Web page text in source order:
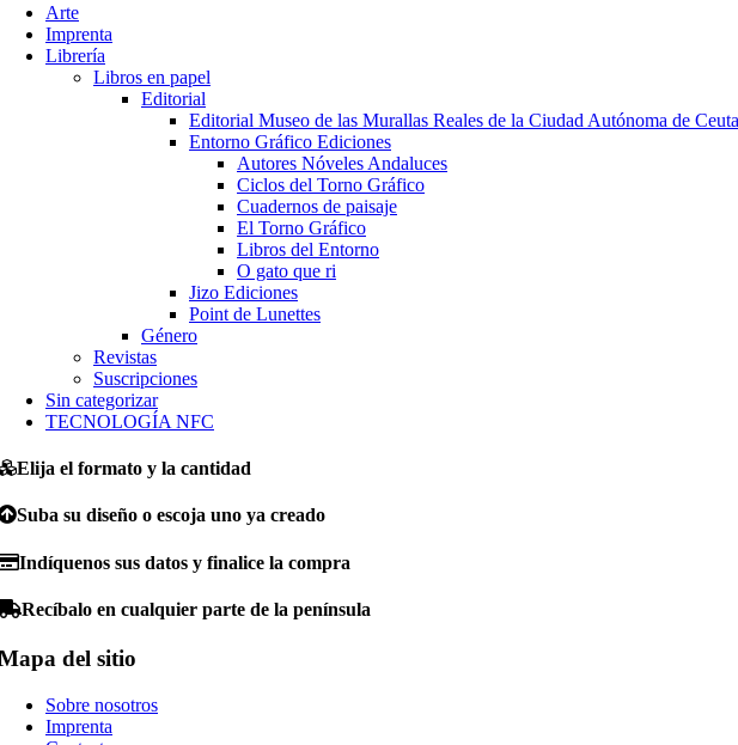
Arte
Imprenta
Librería
Libros en papel
Editorial
Editorial Museo de las Murallas Reales de la Ciudad Autónoma de Ceuta
Entorno Gráfico Ediciones
Autores Nóveles Andaluces
Ciclos del Torno Gráfico
Cuadernos de paisaje
El Torno Gráfico
Libros del Entorno
O gato que ri
Jizo Ediciones
Point de Lunettes
Género
Revistas
Suscripciones
Sin categorizar
TECNOLOGÍA NFC
Elija el formato y la cantidad
Suba su diseño o escoja uno ya creado
Indíquenos sus datos y finalice la compra
Recíbalo en cualquier parte de la península
del sitio
Sobre nosotros
Imprenta